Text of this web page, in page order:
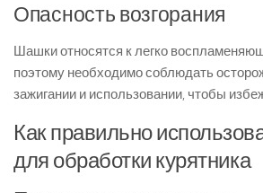
Опасность возгорания
Шашки относятся к легко
поэтому необходимо соблюдать
зажигании и использовании, чтобы
Как правильно
для обработки курятника